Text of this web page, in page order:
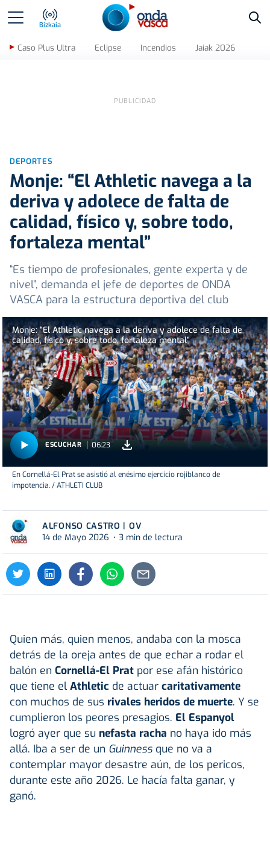
Bizkaia
Caso Plus Ultra Eclipse Incendios Jaiak 2026
DEPORTES
Monje: “El Athletic navega a la
deriva y adolece de falta de
calidad, físico y, sobre todo,
fortaleza mental”
“Es tiempo de profesionales, gente experta y de
nivel”, demanda el jefe de deportes de ONDA
VASCA para la estructura deportiva del club
Monje: “El Athletic navega a la deriva y adolece de falta de
calidad, físico y, sobre todo, fortaleza mental”
ESCUCHAR 06:23
En Cornellá-El Prat se asistió al enésimo ejercicio rojiblanco de
impotencia. / ATHLETI CLUB
ALFONSO CASTRO | OV
14 de Mayo 2026
3 min de lectura
Quien más, quien menos, andaba con la mosca
detrás de la oreja antes de que echar a rodar el
balón en Cornellá-El Prat por ese afán histórico
que tiene el Athletic de actuar caritativamente
con muchos de sus rivales heridos de muerte. Y se
cumplieron los peores presagios. El Espanyol
logró ayer que su nefasta racha no haya ido más
allá. Iba a ser de un Guinness que no va a
contemplar mayor desastre aún, de los pericos,
durante este año 2026. Le hacía falta ganar, y
ganó.